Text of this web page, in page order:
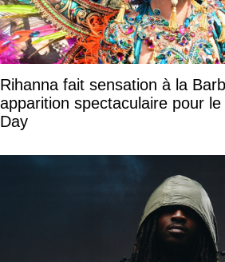
Rihanna fait sensation à la
apparition spectaculaire pour
Day